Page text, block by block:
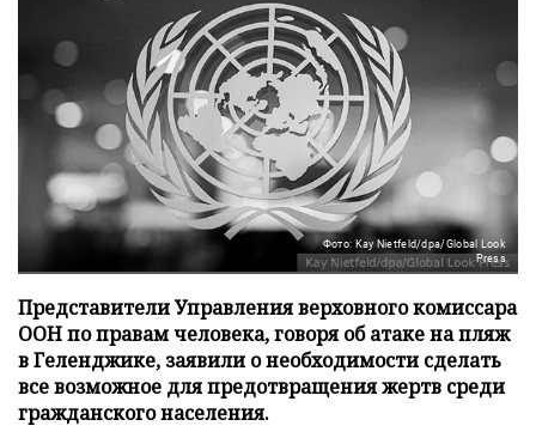
Фото: Kay Nietfeld/dpa/Global Look
Press
Представители Управления верховного комиссара
ООН по правам человека, говоря об атаке на пляж
в Геленджике, заявили о необходимости сделать
все возможное для предотвращения жертв среди
гражданского населения.